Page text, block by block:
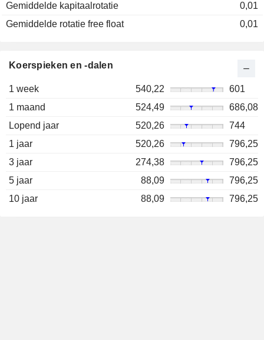
Gemiddelde kapitaalrotatie
0,01
Gemiddelde rotatie free float
0,01
Koerspieken en -dalen
1 week 540,22
601
1 maand
524,49
686,08
Lopend jaar
520,26
744
1 jaar
520,26
796,25
3 jaar
274,38
796,25
5 jaar
88,09
796,25
10 jaar
88,09 796,25